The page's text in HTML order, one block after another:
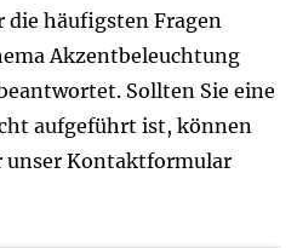
die häufigsten Fragen
Akzentbeleuchtung
Sollten Sie eine
aufgeführt ist, können
unser Kontaktformular